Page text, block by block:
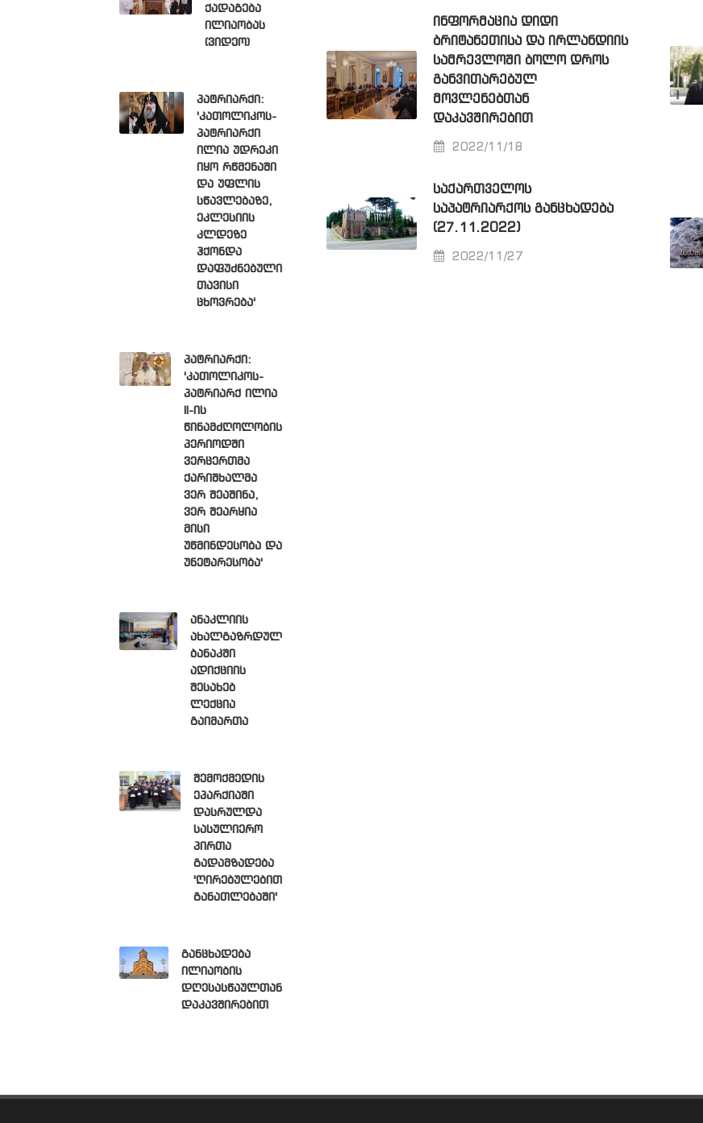
ᲘᲜᲤᲝᲠᲛᲐᲪᲘᲐ ᲓᲘᲓᲘ
ᲑᲠᲘᲢᲐᲜᲔᲗᲘᲡᲐ ᲓᲐ ᲘᲠᲚᲐᲜᲓᲘᲘᲡ
ᲡᲐᲛᲠᲔᲕᲚᲝᲨᲘ ᲑᲝᲚᲝ ᲓᲠᲝᲡ
ᲒᲐᲜᲕᲘᲗᲐᲠᲔᲑᲣᲚ
ᲛᲝᲕᲚᲔᲜᲔᲑᲗᲐᲜ
ᲓᲐᲙᲐᲕᲨᲘᲠᲔᲑᲘᲗ
2022/11/18
ᲡᲐᲥᲐᲠᲗᲕᲔᲚᲝᲡ
ᲡᲐᲞᲐᲢᲠᲘᲐᲠᲥᲝᲡ ᲒᲐᲜᲪᲮᲐᲓᲔᲑᲐ
(27.11.2022)
2022/11/27
ქადაგება
ილიაობას
(ვიდეო)
პატრიარქი:
'კათოლიკოს-
პატრიარქი
ილია უდრეკი
იყო რწმენაში
და უფლის
სწავლებაზე,
ეკლესიის
კლდეზე
ჰქონდა
დაფუძნებული
თავისი
ცხოვრება'
პატრიარქი:
'კათოლიკოს-
პატრიარქ ილია
II-ის
წინამძღოლობის
პერიოდში
ვერცერთმა
ქარიშხალმა
ვერ შეაშინა,
ვერ შეარყია
მისი
უწმინდესობა და
უნეტარესობა'
ანაკლიის
ახალგაზრდულ
ბანაკში
ადიქციის
შესახებ
ლექცია
გაიმართა
შემოქმედის
ეპარქიაში
დასრულდა
სასულიერო
პირთა
გადამზადება
'ღირებულებით
განათლებაში'
განცხადება
ილიაობის
დღესასწაულთან
დაკავშირებით